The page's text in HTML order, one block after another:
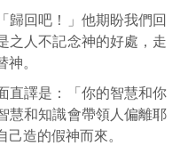
歸回吧！」他期盼我們回
之人不記念神的好處，走
。
直譯是：「你的智慧和你
慧和知識會帶領人偏離耶
造的假神而來。